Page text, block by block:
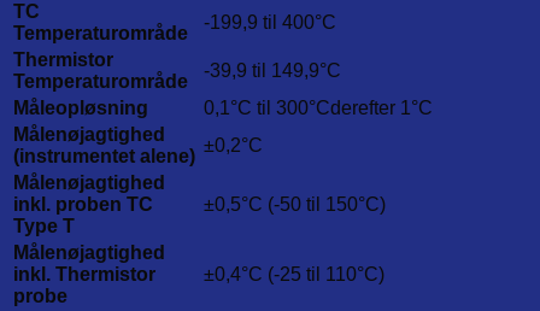
TC
Temperaturområde
-199,9 til 400°C
Thermistor
Temperaturområde
-39,9 til 149,9°C
Måleopløsning
0,1°C til 300°Cderefter 1°C
Målenøjagtighed
(instrumentet alene)
±0,2°C
Målenøjagtighed
inkl. proben TC
Type T
±0,5°C (-50 til 150°C)
Målenøjagtighed
inkl. Thermistor
probe
±0,4°C (-25 til 110°C)